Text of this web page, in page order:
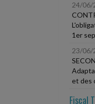
24/06/
1er
23/06/
et des
Fiscal